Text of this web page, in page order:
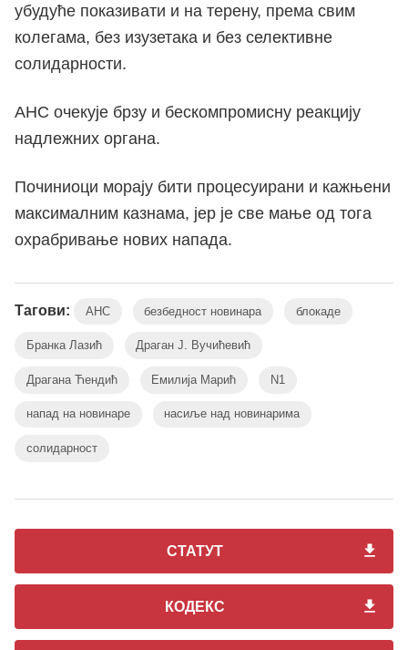
убудуће показивати и на терену, према свим
колегама, без изузетака и без селективне
солидарности.
АНС очекује брзу и бескомпромисну реакцију
надлежних органа.
Починиоци морају бити процесуирани и кажњени
максималним казнама, јер је све мање од тога
охрабривање нових напада.
Тагови: АНС безбедност новинара блокаде
Бранка Лазић Драган Ј. Вучићевић
Драгана Ћендић Емилија Марић N1
напад на новинаре насиље над новинарима
солидарност
СТАТУТ
КОДЕКС